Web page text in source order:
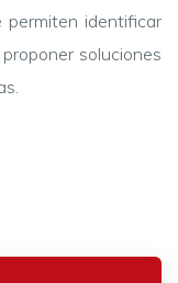
identificar
soluciones